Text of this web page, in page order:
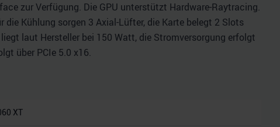
zur Verfügung. Die GPU unterstützt Hardware-Raytracing.
Kühlung sorgen 3 Axial-Lüfter, die Karte belegt 2 Slots
laut Hersteller bei 150 Watt, die Stromversorgung erfolgt
über PCIe 5.0 x16.
XT